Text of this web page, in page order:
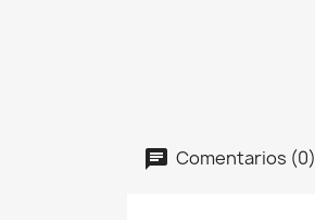
Comentarios (0)